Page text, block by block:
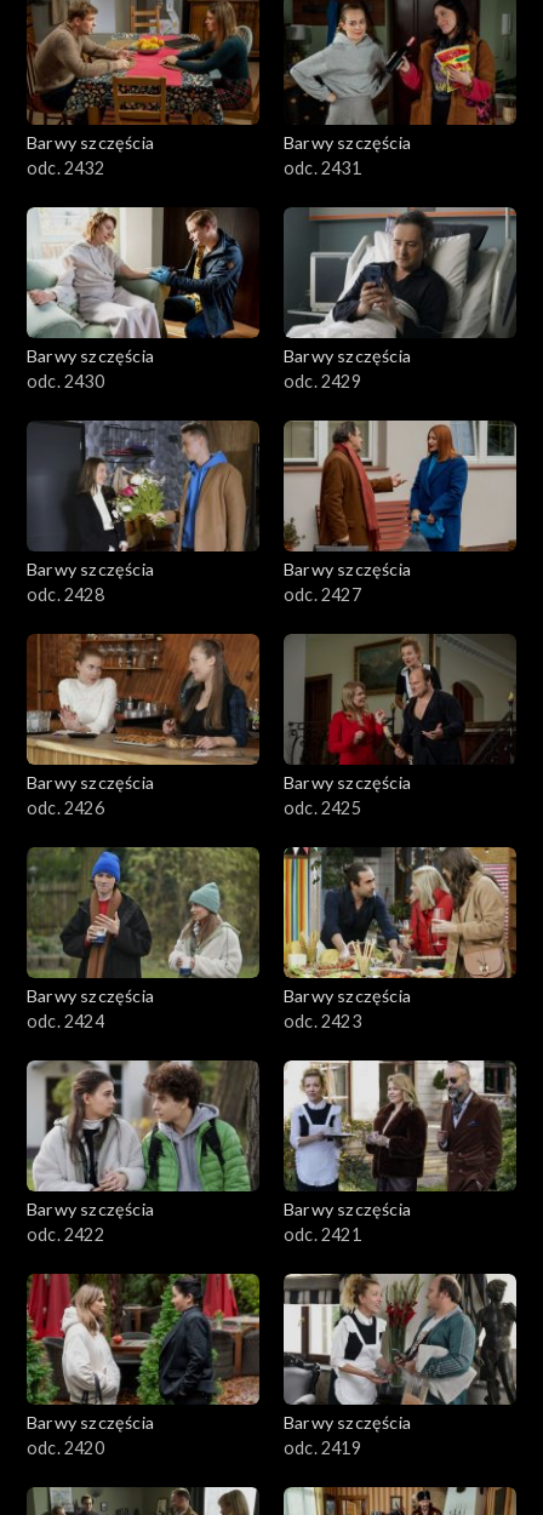
Barwy szczęścia
odc. 2432
Barwy szczęścia
odc. 2431
Barwy szczęścia
odc. 2430
Barwy szczęścia
odc. 2429
Barwy szczęścia
odc. 2428
Barwy szczęścia
odc. 2427
Barwy szczęścia
odc. 2426
Barwy szczęścia
odc. 2425
Barwy szczęścia
odc. 2424
Barwy szczęścia
odc. 2423
Barwy szczęścia
odc. 2422
Barwy szczęścia
odc. 2421
Barwy szczęścia
odc. 2420
Barwy szczęścia
odc. 2419